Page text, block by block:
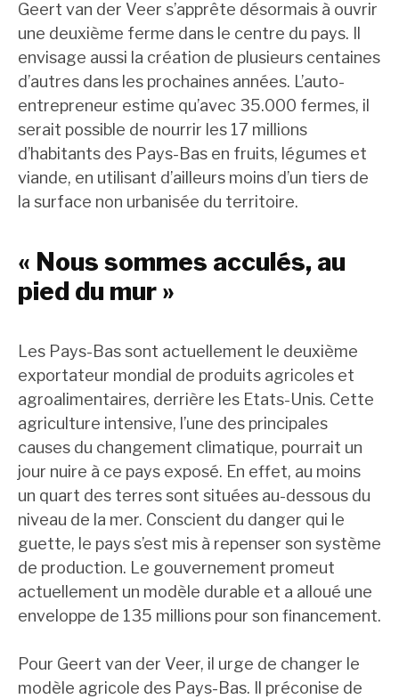
Geert van der Veer s’apprête désormais à ouvrir
une deuxième ferme dans le centre du pays. Il
envisage aussi la création de plusieurs centaines
d’autres dans les prochaines années. L’auto-
entrepreneur estime qu’avec 35.000 fermes, il
serait possible de nourrir les 17 millions
d’habitants des Pays-Bas en fruits, légumes et
viande, en utilisant d’ailleurs moins d’un tiers de
la surface non urbanisée du territoire.
« Nous sommes acculés, au
pied du mur »
Les Pays-Bas sont actuellement le deuxième
exportateur mondial de produits agricoles et
agroalimentaires, derrière les Etats-Unis. Cette
agriculture intensive, l’une des principales
causes du changement climatique, pourrait un
jour nuire à ce pays exposé. En effet, au moins
un quart des terres sont situées au-dessous du
niveau de la mer. Conscient du danger qui le
guette, le pays s’est mis à repenser son système
de production. Le gouvernement promeut
actuellement un modèle durable et a alloué une
enveloppe de 135 millions pour son financement.
Pour Geert van der Veer, il urge de changer le
modèle agricole des Pays-Bas. Il préconise de